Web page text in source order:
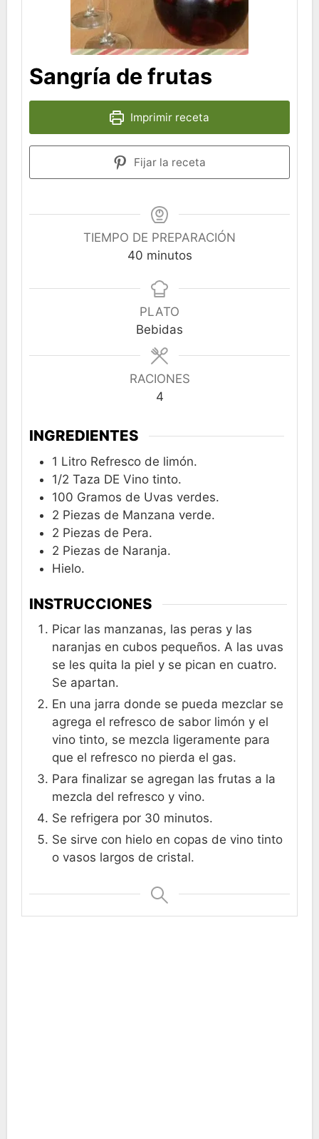
Sangría de frutas
Imprimir receta
Fijar la receta
TIEMPO DE PREPARACIÓN
40minutos
minutos
PLATO
Bebidas
RACIONES
4
INGREDIENTES
1 Litro Refresco de limón.
1/2 Taza DE Vino tinto.
100 Gramos de Uvas verdes.
2 Piezas de Manzana verde.
2 Piezas de Pera.
2 Piezas de Naranja.
Hielo.
INSTRUCCIONES
Picar las manzanas, las peras y las
naranjas en cubos pequeños. A las uvas
se les quita la piel y se pican en cuatro.
Se apartan.
En una jarra donde se pueda mezclar se
agrega el refresco de sabor limón y el
vino tinto, se mezcla ligeramente para
que el refresco no pierda el gas.
Para finalizar se agregan las frutas a la
mezcla del refresco y vino.
Se refrigera por 30 minutos.
Se sirve con hielo en copas de vino tinto
o vasos largos de cristal.